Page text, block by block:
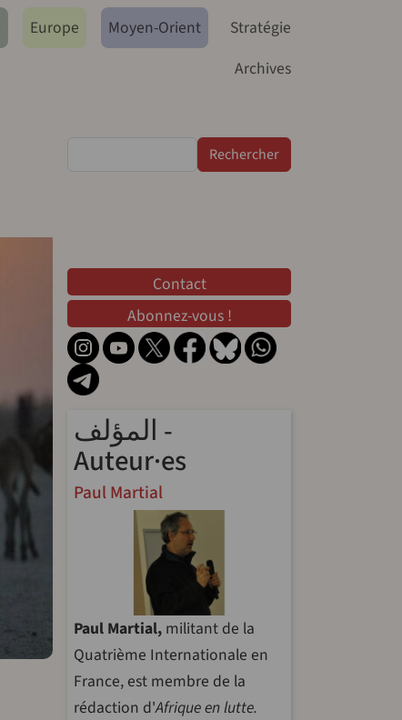
Europe Moyen-Orient
Stratégie
Archives
Contact
Abonnez-vous !
المؤلف -
Auteur·es
Paul Martial
Paul Martial, militant de la
Quatrième Internationale en
France, est membre de la
rédaction d'Afrique en lutte.